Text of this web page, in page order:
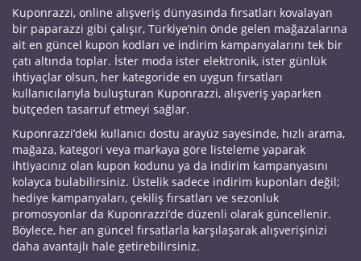
Kuponrazzi, online alışveriş dünyasında fırsatları kovalayan
bir paparazzi gibi çalışır, Türkiye’nin önde gelen mağazalarına
ait en güncel kupon kodları ve indirim kampanyalarını tek bir
çatı altında toplar. İster moda ister elektronik, ister günlük
ihtiyaçlar olsun, her kategoride en uygun fırsatları
kullanıcılarıyla buluşturan Kuponrazzi, alışveriş yaparken
bütçeden tasarruf etmeyi sağlar.
Kuponrazzi’deki kullanıcı dostu arayüz sayesinde, hızlı arama,
mağaza, kategori veya markaya göre listeleme yaparak
ihtiyacınız olan kupon kodunu ya da indirim kampanyasını
kolayca bulabilirsiniz. Üstelik sadece indirim kuponları değil;
hediye kampanyaları, çekiliş fırsatları ve sezonluk
promosyonlar da Kuponrazzi’de düzenli olarak güncellenir.
Böylece, her an güncel fırsatlarla karşılaşarak alışverişinizi
daha avantajlı hale getirebilirsiniz.